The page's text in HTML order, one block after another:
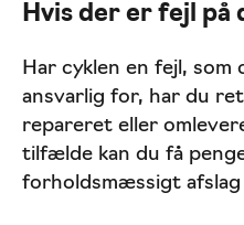
Gå
indhold
Møbler
Hvis der er fejl på
Har cyklen en fejl, som
ansvarlig for, har du
repareret eller
tilfælde kan du få
forholdsmæssigt afslag